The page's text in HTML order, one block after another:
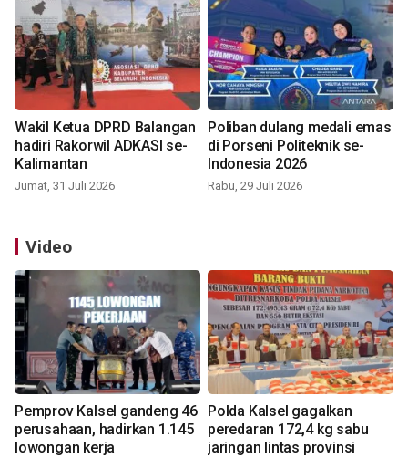
Wakil Ketua DPRD Balangan
hadiri Rakorwil ADKASI se-
Kalimantan
Jumat, 31 Juli 2026
Poliban dulang medali emas
di Porseni Politeknik se-
Indonesia 2026
Rabu, 29 Juli 2026
Video
Pemprov Kalsel gandeng 46
perusahaan, hadirkan 1.145
lowongan kerja
Polda Kalsel gagalkan
peredaran 172,4 kg sabu
jaringan lintas provinsi